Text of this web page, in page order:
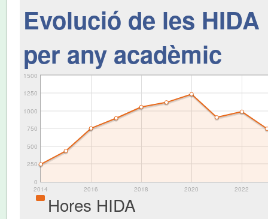
Evolució de les HIDA
per any acadèmic
2014 2016 2018 2020 2022
0
250
500
750
1000
1250
1500
Hores HIDA